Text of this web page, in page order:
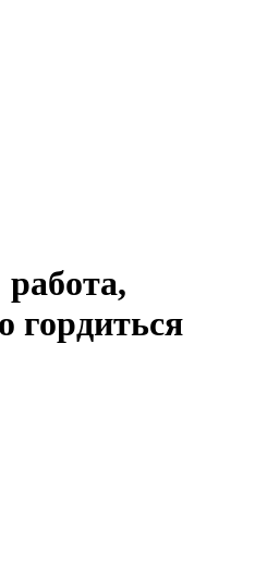
гордиться